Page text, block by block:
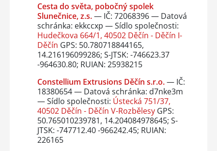
Cesta do světa, pobočný spolek
Slunečnice, z.s.— IČ: 72068396 — Datová
schránka: ekkccxp — Sídlo společnosti:
Hudečkova 664/1, 40502 Děčín - Děčín I-
Děčín GPS: 50.780718844165,
14.216196099286; S-JTSK: -746623.37
-964630.80; RUIAN: 25938215
Constellium Extrusions Děčín s.r.o.— IČ:
18380654 — Datová schránka: d7nke3m
— Sídlo společnosti: Ústecká 751/37,
40502 Děčín - Děčín V-RozbělesyGPS:
50.765010239781, 14.204084978645; S-
JTSK: -747712.40 -966242.45; RUIAN:
226165